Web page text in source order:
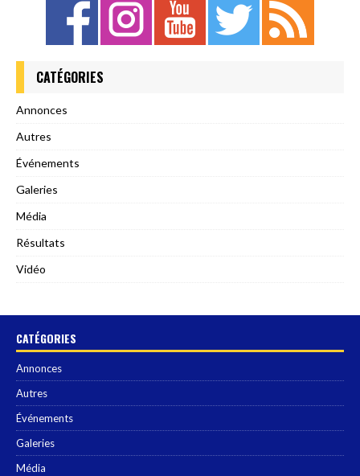
CATÉGORIES
Annonces
Autres
Événements
Galeries
Média
Résultats
Vidéo
CATÉGORIES
Annonces
Autres
Événements
Galeries
Média